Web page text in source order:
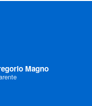
Magno